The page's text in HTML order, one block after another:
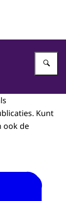
Kunt
ook de